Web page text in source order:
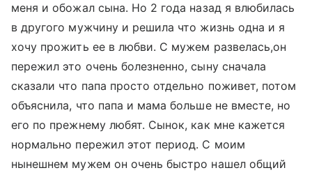
меня и обожал сына. Но 2 года назад я влюбилась
в другого мужчину и решила что жизнь одна и я
хочу прожить ее в любви. С мужем развелась,он
пережил это очень болезненно, сыну сначала
сказали что папа просто отдельно поживет, потом
объяснила, что папа и мама больше не вместе, но
его по прежнему любят. Сынок, как мне кажется
нормально пережил этот период. С моим
нынешнем мужем он очень быстро нашел общий